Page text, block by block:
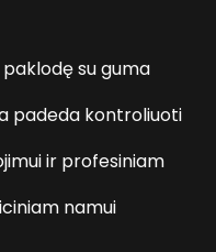
su guma
padeda kontroliuoti
ir profesiniam
namui